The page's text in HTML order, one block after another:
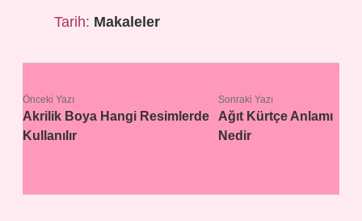
Tarih: Makaleler
Önceki Yazı
Akrilik Boya Hangi Resimlerde
Kullanılır
Sonraki Yazı
Ağıt Kürtçe Anlamı
Nedir